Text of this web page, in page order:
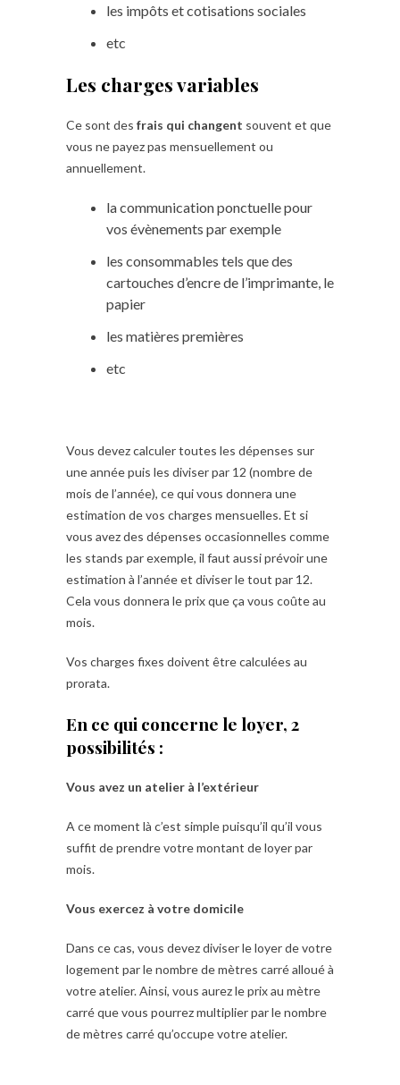
les impôts et cotisations sociales
etc
Les charges variables
Ce sont des frais qui changent souvent et que
vous ne payez pas mensuellement ou
annuellement.
la communication ponctuelle pour
vos évènements par exemple
les consommables tels que des
cartouches d’encre de l’imprimante, le
papier
les matières premières
etc
Vous devez calculer toutes les dépenses sur
une année puis les diviser par 12 (nombre de
mois de l’année), ce qui vous donnera une
estimation de vos charges mensuelles. Et si
vous avez des dépenses occasionnelles comme
les stands par exemple, il faut aussi prévoir une
estimation à l’année et diviser le tout par 12.
Cela vous donnera le prix que ça vous coûte au
mois.
Vos charges fixes doivent être calculées au
prorata.
En ce qui concerne le loyer, 2
possibilités :
Vous avez un atelier à l’extérieur
A ce moment là c’est simple puisqu’il qu’il vous
suffit de prendre votre montant de loyer par
mois.
Vous exercez à votre domicile
Dans ce cas, vous devez diviser le loyer de votre
logement par le nombre de mètres carré alloué à
votre atelier. Ainsi, vous aurez le prix au mètre
carré que vous pourrez multiplier par le nombre
de mètres carré qu’occupe votre atelier.